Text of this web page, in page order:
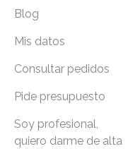
Blog
Mis datos
Consultar pedidos
Pide presupuesto
Soy profesional,
quiero darme de alta